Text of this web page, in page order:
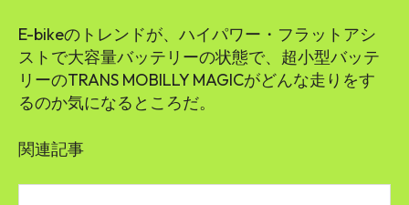
E-bikeのトレンドが、ハイパワー・フラットアシ
ストで大容量バッテリーの状態で、超小型バッテ
リーのTRANS MOBILLY MAGICがどんな走りをす
るのか気になるところだ。
関連記事